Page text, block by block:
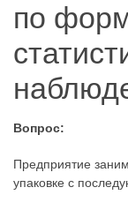
по
Вопрос:
Предприятие
упаковке с